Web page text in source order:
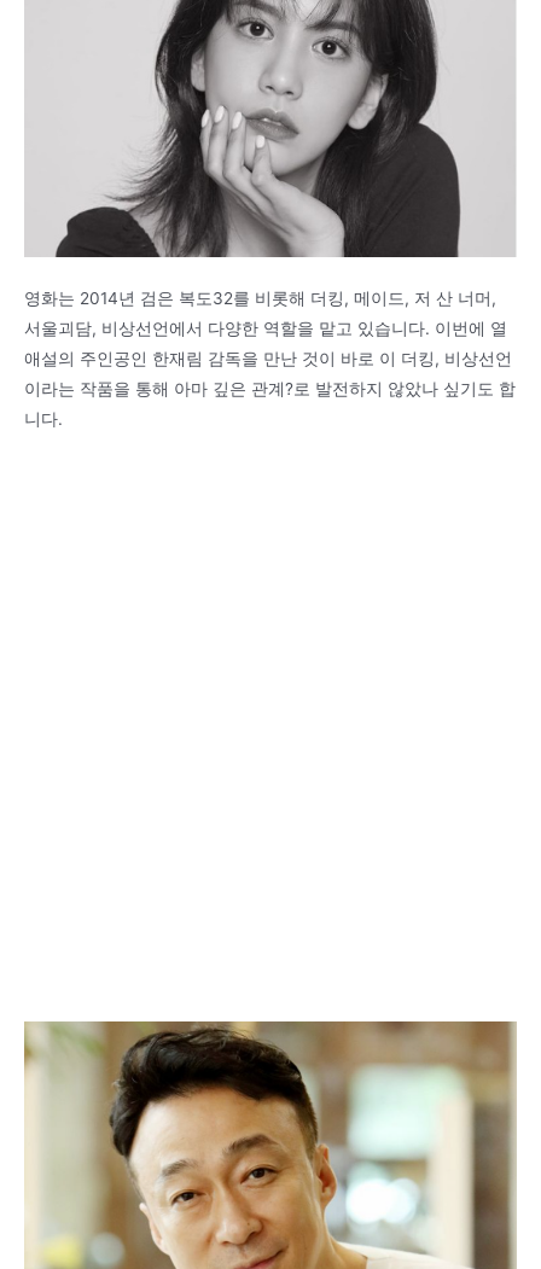
영화는 2014년 검은 복도32를 비롯해 더킹, 메이드, 저 산 너머,
서울괴담, 비상선언에서 다양한 역할을 맡고 있습니다. 이번에 열
애설의 주인공인 한재림 감독을 만난 것이 바로 이 더킹, 비상선언
이라는 작품을 통해 아마 깊은 관계?로 발전하지 않았나 싶기도 합
니다.